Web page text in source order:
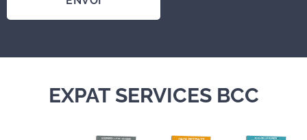
EXPAT SERVICES BCC